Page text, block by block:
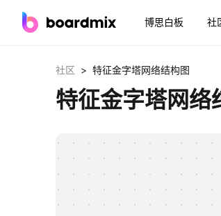
博思白板 社
社区 > 特征金字塔网络结构图
特征金字塔网络